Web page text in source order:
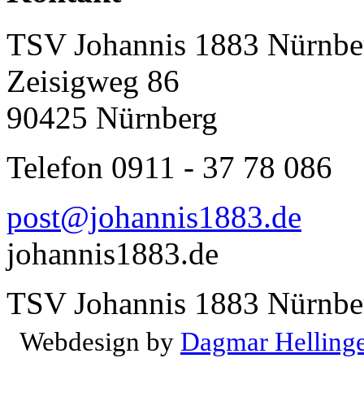
TSV Johannis 1883
Zeisigweg 86
90425 Nürnberg
Telefon 0911 - 37 78 086
post@johannis1883.de
johannis1883.de
TSV Johannis 1883
Webdesign by Dagmar